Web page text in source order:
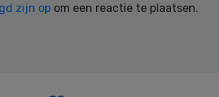
zijn op om een reactie te plaatsen.